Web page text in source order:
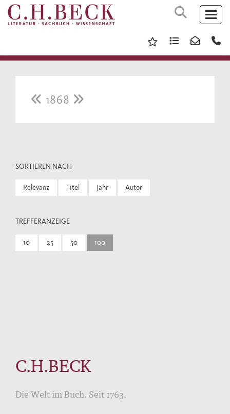
1868
SORTIEREN NACH
Relevanz Titel Jahr Autor
TREFFERANZEIGE
10 25 50 100
C.H.BECK
Die Welt im Buch. Seit 1763.